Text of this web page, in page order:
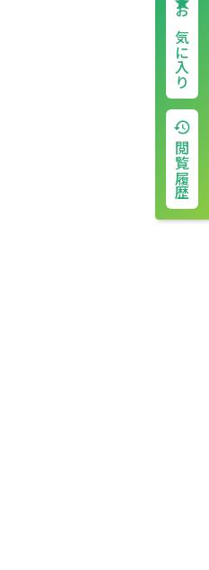
お気に入り
閲覧履歴